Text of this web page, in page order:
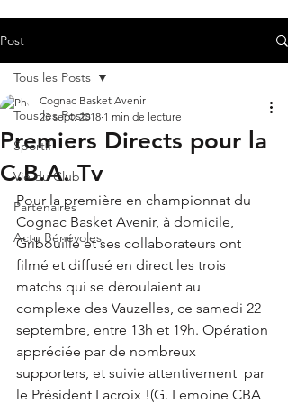
Post
Tous les Posts
Sportif
Vie du Club
Partenaires
Actu Bénévoles
Tous les Posts
Premiers Directs pour la
C.B.A. Tv
Cognac Basket Avenir
23 sept. 2018 1 min de lecture
Pour la première en championnat du
Cognac Basket Avenir, à domicile,
Gribouille et ses collaborateurs ont
filmé et diffusé en direct les trois
matchs qui se déroulaient au
complexe des Vauzelles, ce samedi 22
septembre, entre 13h et 19h. Opération
appréciée par de nombreux
supporters, et suivie attentivement  par
le Président Lacroix !(G. Lemoine CBA